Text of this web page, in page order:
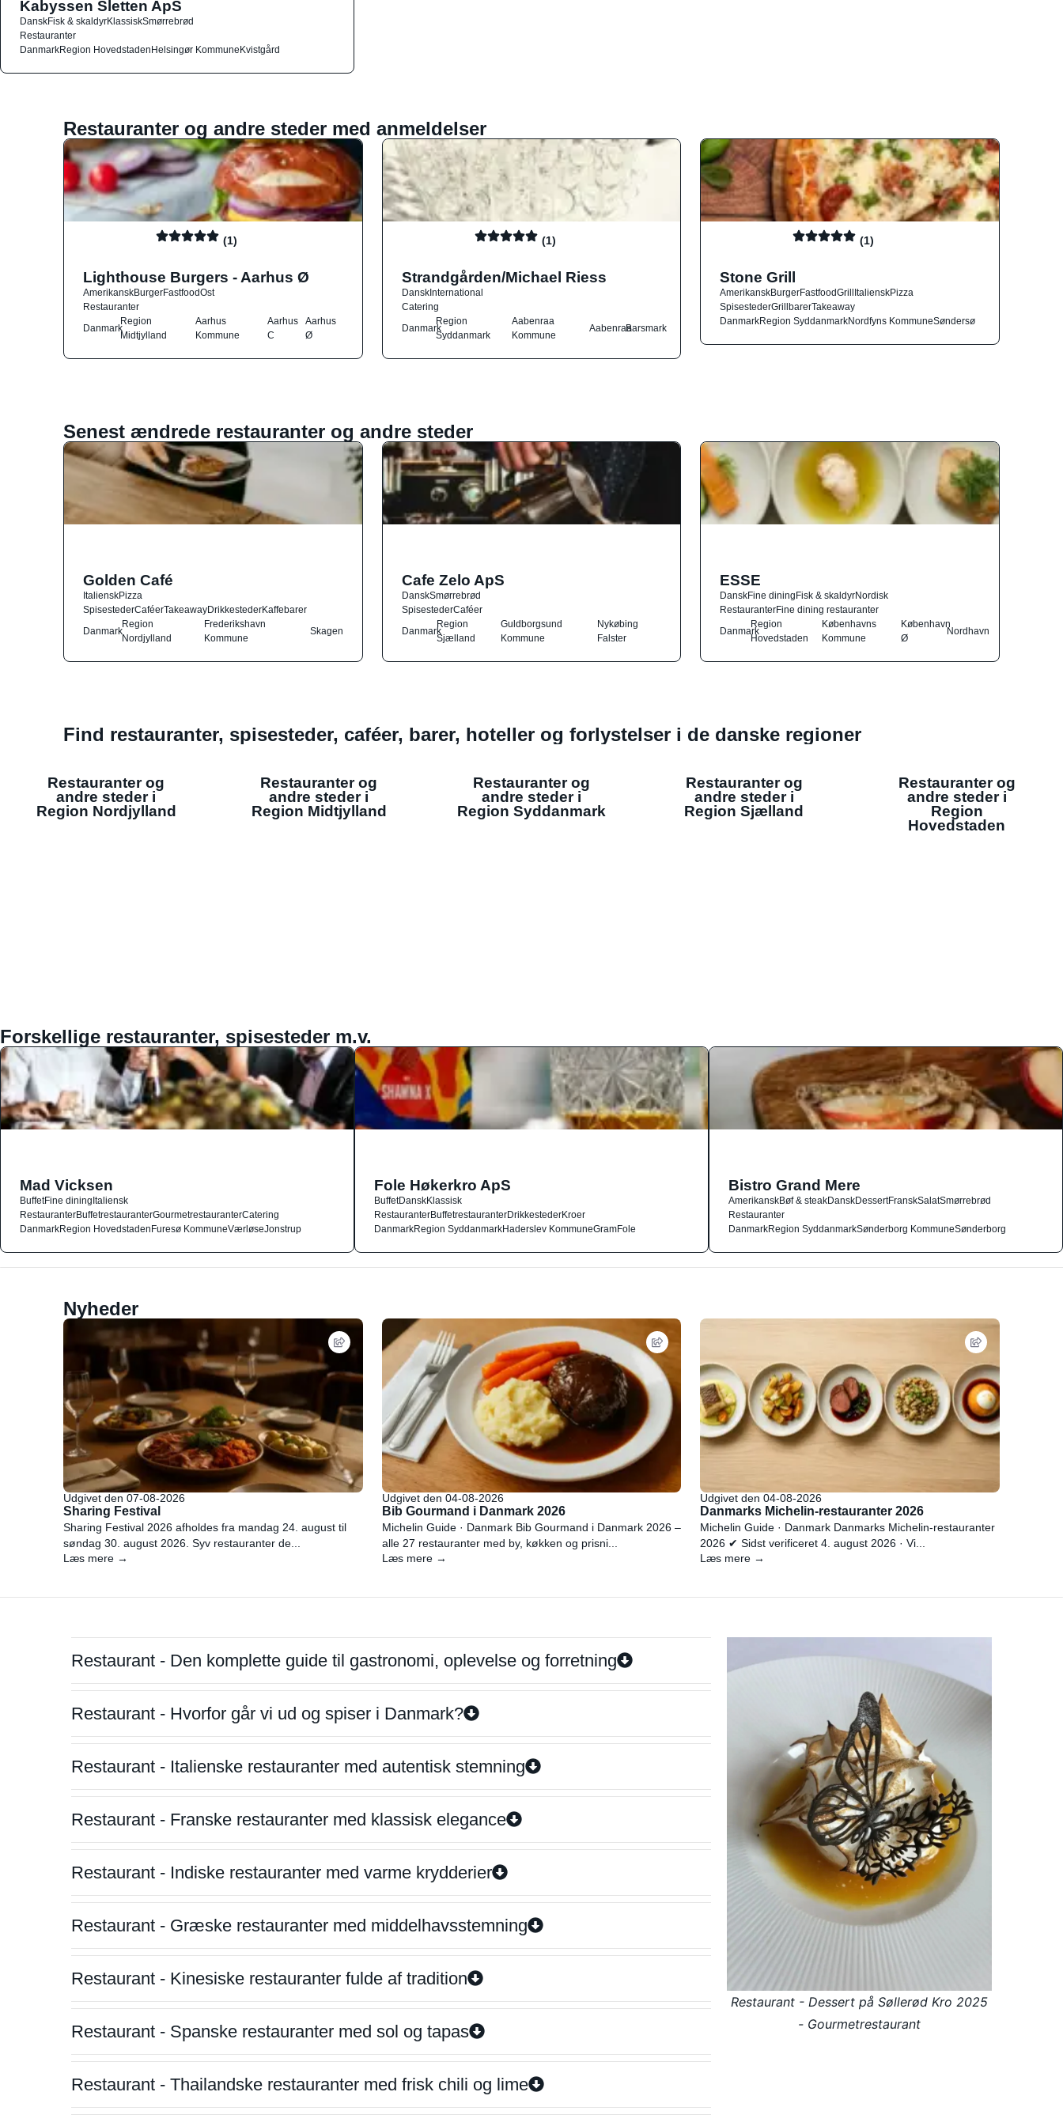
Kabyssen Sletten ApS
DanskFisk & skaldyrKlassiskSmørrebrød
Restauranter
DanmarkRegion HovedstadenHelsingør KommuneKvistgård
Restauranter og andre steder med anmeldelser
(1)
Lighthouse Burgers - Aarhus Ø
AmerikanskBurgerFastfoodOst
Restauranter
Danmark
Region
Midtjylland
Aarhus
Kommune
Aarhus
C
Aarhus
Ø
(1)
Strandgården/Michael Riess
DanskInternational
Catering
Danmark
Region
Syddanmark
Aabenraa
Kommune
AabenraaBarsmark
(1)
Stone Grill
AmerikanskBurgerFastfoodGrillItalienskPizza
SpisestederGrillbarerTakeaway
DanmarkRegion SyddanmarkNordfyns KommuneSøndersø
Senest ændrede restauranter og andre steder
Golden Café
ItalienskPizza
SpisestederCaféerTakeawayDrikkestederKaffebarer
Danmark
Region
Nordjylland
Frederikshavn
Kommune
Skagen
Cafe Zelo ApS
DanskSmørrebrød
SpisestederCaféer
Danmark
Region
Sjælland
Guldborgsund
Kommune
Nykøbing
Falster
ESSE
DanskFine diningFisk & skaldyrNordisk
RestauranterFine dining restauranter
Danmark
Region
Hovedstaden
Københavns
Kommune
København
Ø
Nordhavn
Find restauranter, spisesteder, caféer, barer, hoteller og forlystelser i de danske regioner
Restauranter og
andre steder i
Region Nordjylland
Restauranter og
andre steder i
Region Midtjylland
Restauranter og
andre steder i
Region Syddanmark
Restauranter og
andre steder i
Region Sjælland
Restauranter og
andre steder i
Region
Hovedstaden
Forskellige restauranter, spisesteder m.v.
Mad Vicksen
BuffetFine diningItaliensk
RestauranterBuffetrestauranterGourmetrestauranterCatering
DanmarkRegion HovedstadenFuresø KommuneVærløseJonstrup
Fole Høkerkro ApS
BuffetDanskKlassisk
RestauranterBuffetrestauranterDrikkestederKroer
DanmarkRegion SyddanmarkHaderslev KommuneGramFole
Bistro Grand Mere
AmerikanskBøf & steakDanskDessertFranskSalatSmørrebrød
Restauranter
DanmarkRegion SyddanmarkSønderborg KommuneSønderborg
Nyheder
Udgivet den 07-08-2026
Sharing Festival
Sharing Festival 2026 afholdes fra mandag 24. august til
søndag 30. august 2026. Syv restauranter de...
Læs mere →
Udgivet den 04-08-2026
Bib Gourmand i Danmark 2026
Michelin Guide · Danmark Bib Gourmand i Danmark 2026 –
alle 27 restauranter med by, køkken og prisni...
Læs mere →
Udgivet den 04-08-2026
Danmarks Michelin-restauranter 2026
Michelin Guide · Danmark Danmarks Michelin-restauranter
2026 ✔ Sidst verificeret 4. august 2026 · Vi...
Læs mere →
Restaurant - Den komplette guide til gastronomi, oplevelse og forretning
Restaurant - Hvorfor går vi ud og spiser i Danmark?
Restaurant - Italienske restauranter med autentisk stemning
Restaurant - Franske restauranter med klassisk elegance
Restaurant - Indiske restauranter med varme krydderier
Restaurant - Græske restauranter med middelhavsstemning
Restaurant - Kinesiske restauranter fulde af tradition
Restaurant - Spanske restauranter med sol og tapas
Restaurant - Thailandske restauranter med frisk chili og lime
Restaurant - Dessert på Søllerød Kro 2025
- Gourmetrestaurant